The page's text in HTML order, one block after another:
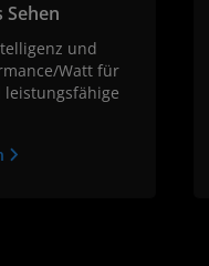
Sehen
und
Watt für
leistungsfähige